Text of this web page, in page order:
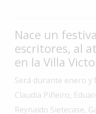
Deportes
Arte
Espectáculos
Policiales
Nace un
escritores, al
en la Villa
Será durante enero y
Claudia Piñeiro,
Reynaldo Sietecase,